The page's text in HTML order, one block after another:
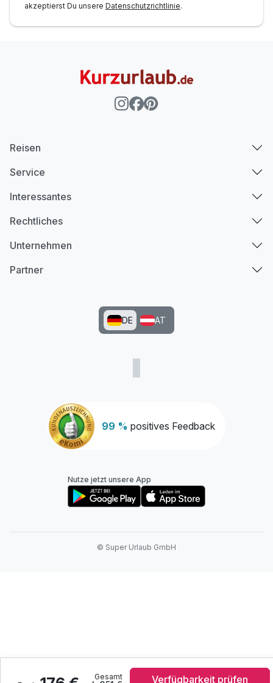
Gesamt Verfügbarkeit prüfen
akzeptierst Du unsere Datenschutzrichtlinie.
99 % positives Feedback
Reisen
Service
Interessantes
Rechtliches
Unternehmen
Partner
DE AT
Nutze jetzt unsere App
© Super Urlaub GmbH